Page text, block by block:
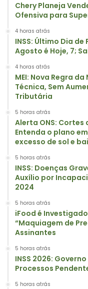
Chery Planeja
Ofensiva para
4 horas atrás
INSS: Último Dia
Agosto é Hoje, 7;
4 horas atrás
MEI: Nova Regra
Técnica, Sem
Tributária
5 horas atrás
Alerta ONS: Cortes
Entenda o plano
excesso de sol e
5 horas atrás
INSS: Doenças
Auxílio por
2024
5 horas atrás
iFood é
“Maquiagem de
Assinantes
5 horas atrás
INSS 2026:
Processos
5 horas atrás